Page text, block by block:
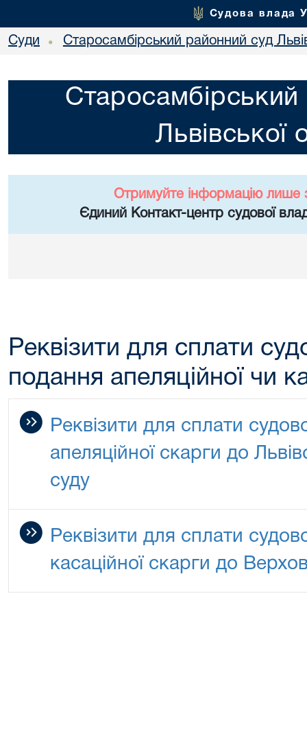
Судова влада
Суди • Старосамбірський районний суд
Львівської
Отримуйте інформацію лише
Єдиний Контакт-центр судової
Реквізити для сплати
подання апеляційної чи
Реквізити для сплати
апеляційної скарги до
суду
Реквізити для сплати
касаційної скарги до